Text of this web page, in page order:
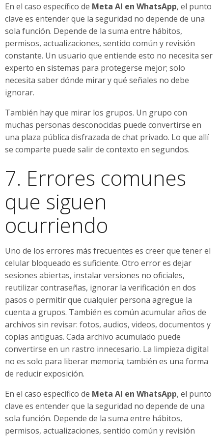
En el caso específico de Meta AI en WhatsApp, el punto
clave es entender que la seguridad no depende de una
sola función. Depende de la suma entre hábitos,
permisos, actualizaciones, sentido común y revisión
constante. Un usuario que entiende esto no necesita ser
experto en sistemas para protegerse mejor; solo
necesita saber dónde mirar y qué señales no debe
ignorar.
También hay que mirar los grupos. Un grupo con
muchas personas desconocidas puede convertirse en
una plaza pública disfrazada de chat privado. Lo que allí
se comparte puede salir de contexto en segundos.
7. Errores comunes
que siguen
ocurriendo
Uno de los errores más frecuentes es creer que tener el
celular bloqueado es suficiente. Otro error es dejar
sesiones abiertas, instalar versiones no oficiales,
reutilizar contraseñas, ignorar la verificación en dos
pasos o permitir que cualquier persona agregue la
cuenta a grupos. También es común acumular años de
archivos sin revisar: fotos, audios, videos, documentos y
copias antiguas. Cada archivo acumulado puede
convertirse en un rastro innecesario. La limpieza digital
no es solo para liberar memoria; también es una forma
de reducir exposición.
En el caso específico de Meta AI en WhatsApp, el punto
clave es entender que la seguridad no depende de una
sola función. Depende de la suma entre hábitos,
permisos, actualizaciones, sentido común y revisión